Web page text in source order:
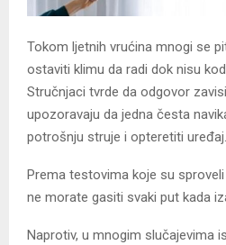
Tokom ljetnih vrućina mnogi se
ostaviti klimu da radi dok nisu
Stručnjaci tvrde da odgovor
upozoravaju da jedna česta
potrošnju struje i opteretiti uređaj.
Prema testovima koje su
ne morate gasiti svaki put kada
Naprotiv, u mnogim slučajevima